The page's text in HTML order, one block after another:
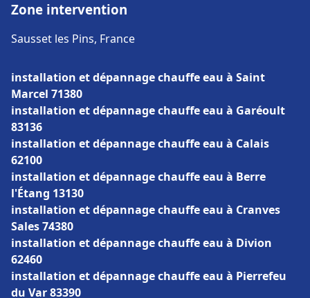
Zone intervention
Sausset les Pins, France
installation et dépannage chauffe eau à Saint
Marcel 71380
installation et dépannage chauffe eau à Garéoult
83136
installation et dépannage chauffe eau à Calais
62100
installation et dépannage chauffe eau à Berre
l'Étang 13130
installation et dépannage chauffe eau à Cranves
Sales 74380
installation et dépannage chauffe eau à Divion
62460
installation et dépannage chauffe eau à Pierrefeu
du Var 83390